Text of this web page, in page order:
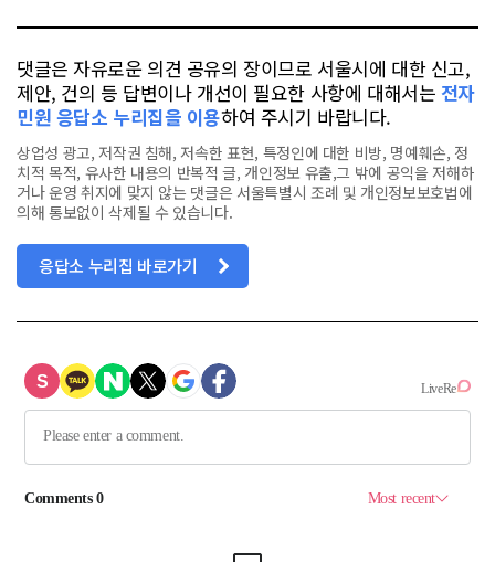
댓글은 자유로운 의견 공유의 장이므로 서울시에 대한 신고,
제안, 건의 등 답변이나 개선이 필요한 사항에 대해서는 전자
민원 응답소 누리집을 이용하여 주시기 바랍니다.
상업성 광고, 저작권 침해, 저속한 표현, 특정인에 대한 비방, 명예훼손, 정
치적 목적, 유사한 내용의 반복적 글, 개인정보 유출,그 밖에 공익을 저해하
거나 운영 취지에 맞지 않는 댓글은 서울특별시 조례 및 개인정보보호법에
의해 통보없이 삭제될 수 있습니다.
응답소 누리집 바로가기